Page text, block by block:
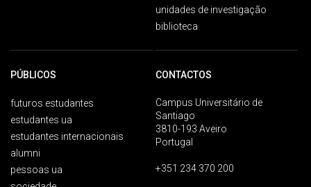
unidades de investigação
biblioteca
PÚBLICOS
futuros estudantes
estudantes ua
estudantes internacionais
alumni
pessoas ua
CONTACTOS
Campus Universitário de
Santiago
3810-193 Aveiro
Portugal
+351 234 370 200